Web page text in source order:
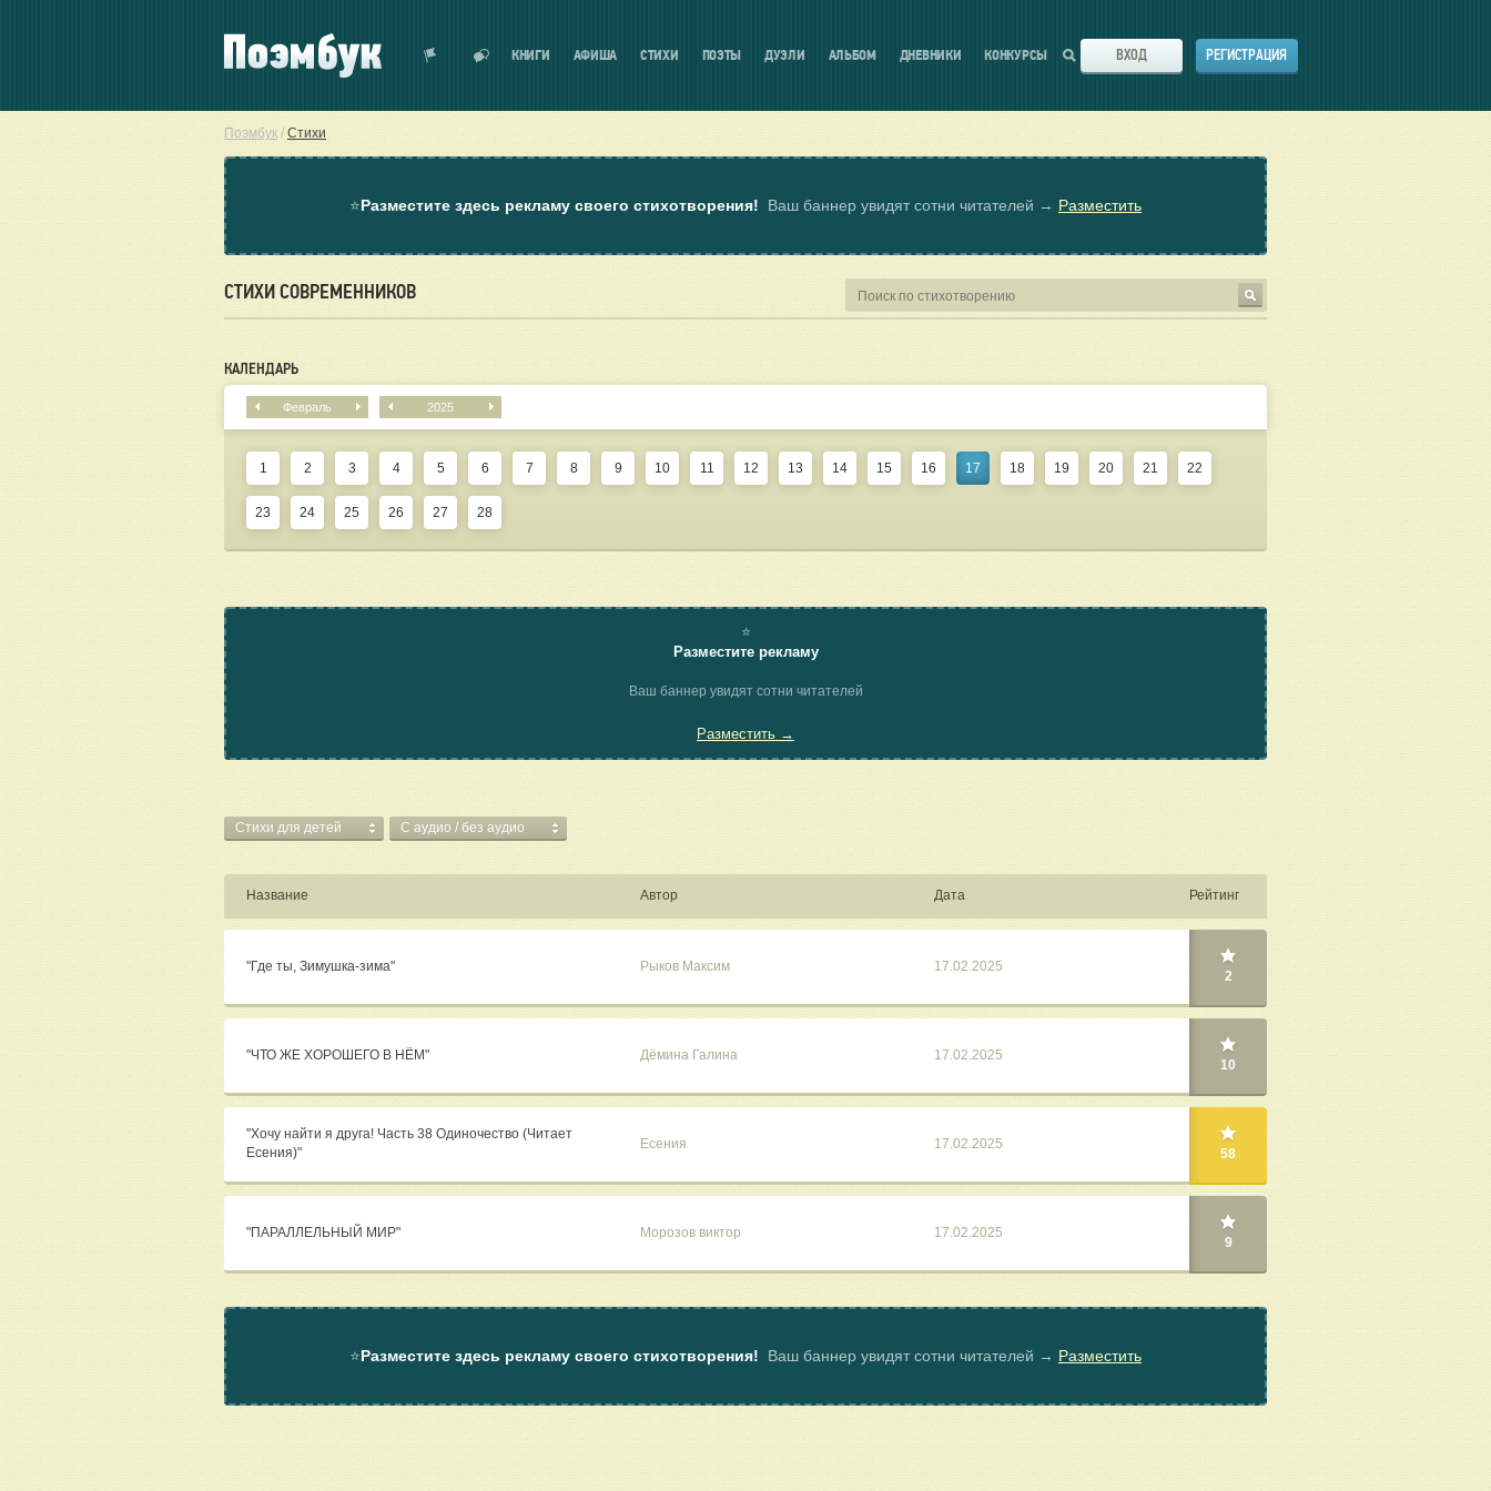
КНИГИ АФИША СТИХИ ПОЭТЫ ДУЭЛИ АЛЬБОМ ДНЕВНИКИ КОНКУРСЫ ВХОД РЕГИСТРАЦИЯ
Поэмбук / Стихи
⭐Разместите здесь рекламу своего стихотворения! Ваш баннер увидят сотни читателей → Разместить
СТИХИ СОВРЕМЕННИКОВ
КАЛЕНДАРЬ
Февраль 2025
1 2 3 4 5 6 7 8 9 10 11 12 13 14 15 16 17 18 19 20 21 22
23 24 25 26 27 28
⭐
Разместите рекламу
Ваш баннер увидят сотни читателей
Разместить →
Стихи для детей C аудио / без аудио
Название Автор Дата Рейтинг
"Где ты, Зимушка-зима" Рыков Максим 17.02.2025
2
"ЧТО ЖЕ ХОРОШЕГО В НЁМ" Дёмина Галина 17.02.2025
10
"Хочу найти я друга! Часть 38 Одиночество (Читает
Есения)"
Есения 17.02.2025
58
"ПАРАЛЛЕЛЬНЫЙ МИР" Морозов виктор 17.02.2025
9
⭐Разместите здесь рекламу своего стихотворения! Ваш баннер увидят сотни читателей → Разместить